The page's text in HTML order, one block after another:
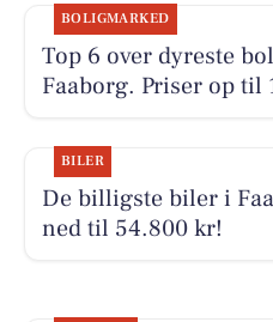
BOLIGMARKED
Top 6 over dyreste
Faaborg. Priser op til
BILER
De billigste biler i
ned til 54.800 kr!